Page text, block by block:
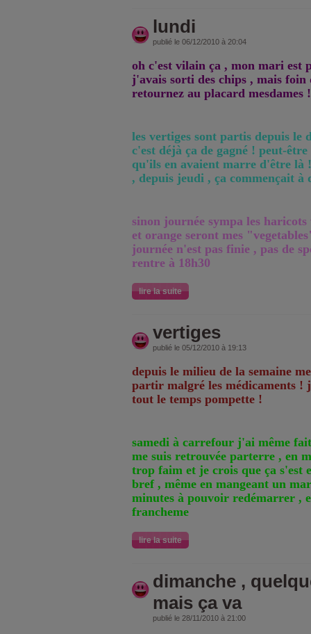
lundi
publié le 06/12/2010 à 20:04
oh c'est vilain ça , mon mari est
j'avais sorti des chips , mais foin
retournez au placard
les vertiges sont partis depuis le
c'est déjà ça de gagné ! peut-
qu'ils en avaient marre d'être là
, depuis jeudi , ça commençait à
sinon journée sympa les
et orange seront mes
journée n'est pas finie , pas de
rentre à 18h30
lire la suite
vertiges
publié le 05/12/2010 à 19:13
depuis le milieu de la semaine
partir malgré les médicaments
tout le temps pompette !
samedi à carrefour j'ai même
me suis retrouvée parterre , en
trop faim et je crois que ça s'est
bref , même en mangeant un
minutes à pouvoir redémarrer ,
francheme
lire la suite
dimanche ,
mais ça va
publié le 28/11/2010 à 21:00